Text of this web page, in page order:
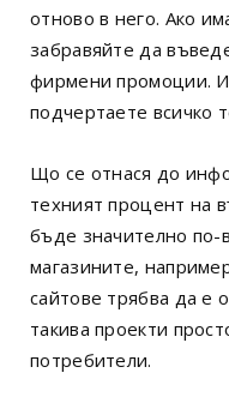
отново в него. Ако
забравяйте да
фирмени промоции.
подчертаете всичко
Що се отнася до
техният процент на
бъде значително по-
магазините,
сайтове трябва да е
такива проекти
потребители.